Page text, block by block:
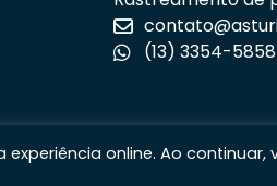
(13) 3354-5858
experiência online. Ao